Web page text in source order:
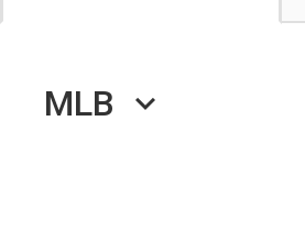
MLB keyboard_arrow_down